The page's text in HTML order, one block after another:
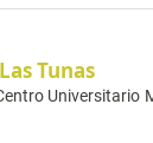
Tunas
Universitario